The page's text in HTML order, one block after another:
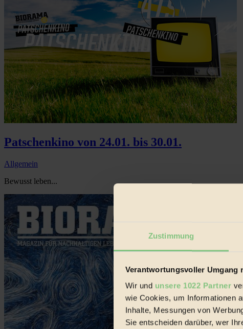
Zustimmung
Verantwortungsvoller Umgang
Wir und unsere 1022 Partner
wie Cookies, um Informationen
Inhalte, Messungen von
Sie entscheiden darüber, wer
Patschenkino von 24.01. bis 30.01.
Allgemein
Bewusst leben...